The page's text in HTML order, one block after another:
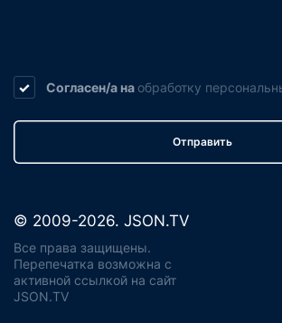
Согласен/а на обработку
Отправить
© 2009-2026. JSON.TV
Все права защищены.
Перепечатка возможна с
активной ссылкой на сайт
JSON.TV